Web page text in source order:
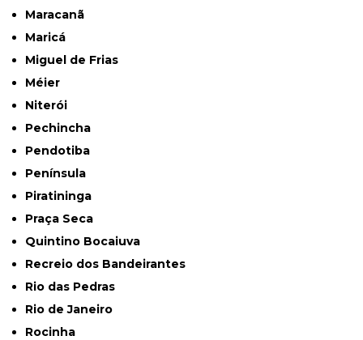
Maracanã
Maricá
Miguel de Frias
Méier
Niterói
Pechincha
Pendotiba
Península
Piratininga
Praça Seca
Quintino Bocaiuva
Recreio dos Bandeirantes
Rio das Pedras
Rio de Janeiro
Rocinha